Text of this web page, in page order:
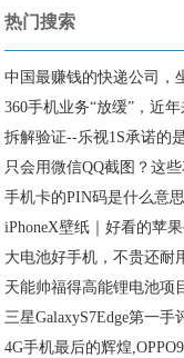
热门搜索
中国最赚钱的快递公司，
360手机业务“放缓”，近
拆解验证--乐视1S承诺的
只会用微信QQ截图？这
手机卡的PIN码是什么意
iPhoneX壁纸｜好看的苹
大电池好手机，不贵还耐
天能帅福得高能锂电池项
三星GalaxyS7Edge第一手
4G手机最后的辉煌